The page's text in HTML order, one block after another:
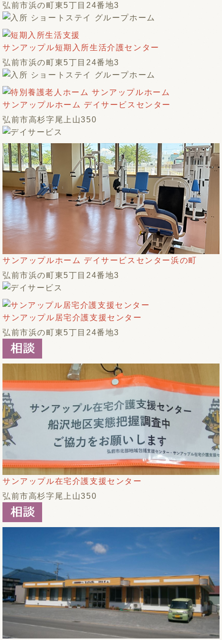
弘前市浜の町東5丁目24番地3
サンアップル短期入所生活介護センター
弘前市浜の町東5丁目24番地3
サンアップルホーム デイサービスセンター
弘前市高杉字尾上山350
サンアップルホーム デイサービスセンター浜の町
弘前市浜の町東5丁目24番地3
サンアップル居宅介護支援センター
弘前市浜の町東5丁目24番地3
サンアップル在宅介護支援センター
弘前市高杉字尾上山350